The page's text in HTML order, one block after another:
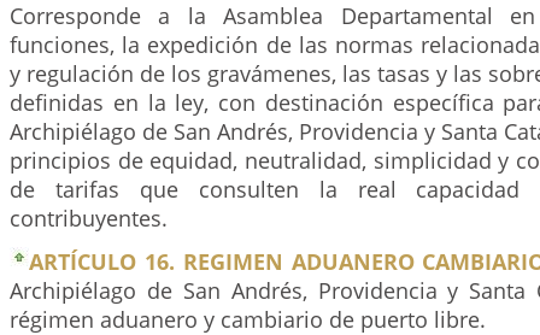
Corresponde a la Asamblea Departamental
funciones, la expedición de las normas
y regulación de los gravámenes, las tasas y las
definidas en la ley, con destinación específica
Archipiélago de San Andrés, Providencia y Santa
principios de equidad, neutralidad, simplicidad y
de tarifas que consulten la real
contribuyentes.
ARTÍCULO 16. REGIMEN ADUANERO
Archipiélago de San Andrés, Providencia y
régimen aduanero y cambiario de puerto libre.